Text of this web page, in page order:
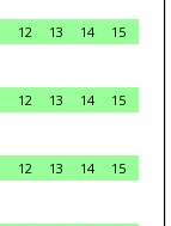
12 13 14
15
12 13 14
15
12 13 14
15